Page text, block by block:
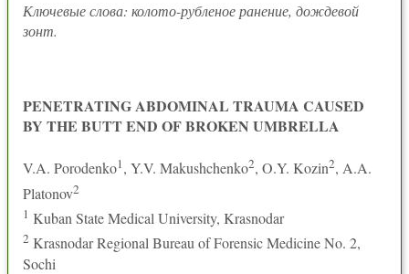
Ключевые слова: колото-рубленое ранение, дождевой
зонт.
PENETRATING ABDOMINAL TRAUMA CAUSED
BY THE BUTT END OF BROKEN UMBRELLA
V.A. Porodenko1, Y.V. Makushchenko2, O.Y. Kozin2, A.A.
Platonov2
1 Kuban State Medical University, Krasnodar
2 Krasnodar Regional Bureau of Forensic Medicine No. 2,
Sochi